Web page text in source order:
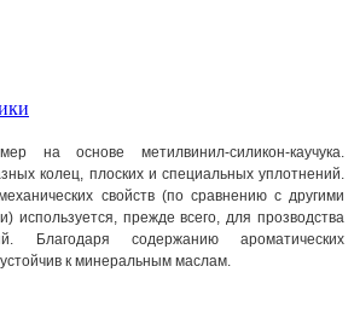
на основе метилвинил-силикон-каучука.
колец, плоских и специальных уплотнений.
свойств (по сравнению с другими
используется, прежде всего, для прозводства
Благодаря содержанию ароматических
к минеральным маслам.